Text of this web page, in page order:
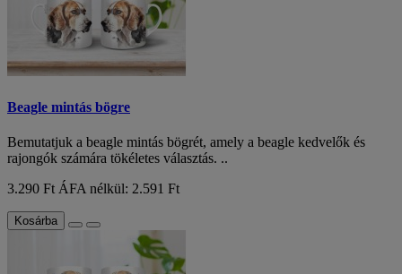
Beagle mintás bögre
Bemutatjuk a beagle mintás bögrét, amely a beagle kedvelők és
rajongók számára tökéletes választás. ..
3.290 Ft ÁFA nélkül: 2.591 Ft
Kosárba